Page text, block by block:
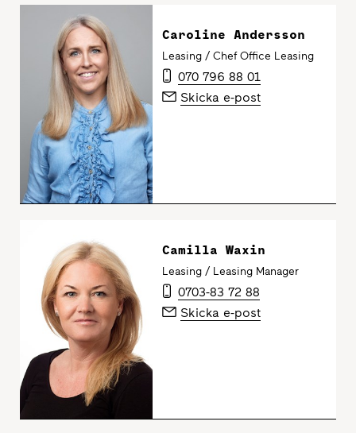
Caroline Andersson
Leasing / Chef Office Leasing
070 796 88 01
Skicka e-post
Camilla Waxin
Leasing / Leasing Manager
0703-83 72 88
Skicka e-post